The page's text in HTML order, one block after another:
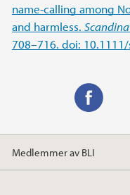
name-calling among
and harmless.
708–716. doi:
a
c
e
Medlemmer av BLI